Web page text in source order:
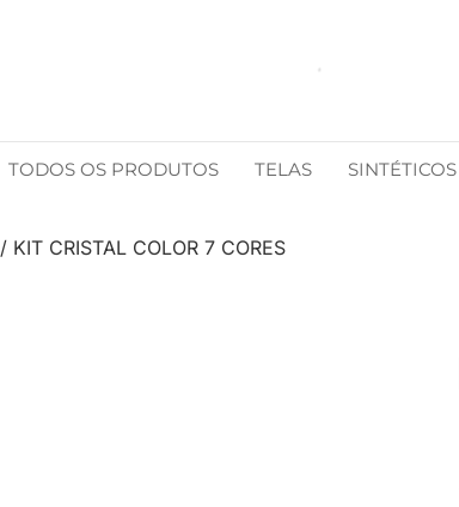
TODOS OS PRODUTOS TELAS SINTÉTICOS
/ KIT CRISTAL COLOR 7 CORES